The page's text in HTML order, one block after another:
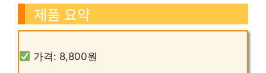
제품 요약
가격: 8,800원